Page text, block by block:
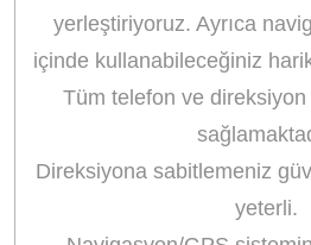
yerleştiriyoruz. Ayrıca
içinde kullanabileceğiniz
Tüm telefon ve
Direksiyona sabitlemeniz
yeterli.